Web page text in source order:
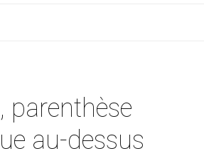
parenthèse
au-dessus